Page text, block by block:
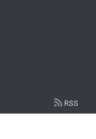
RSS